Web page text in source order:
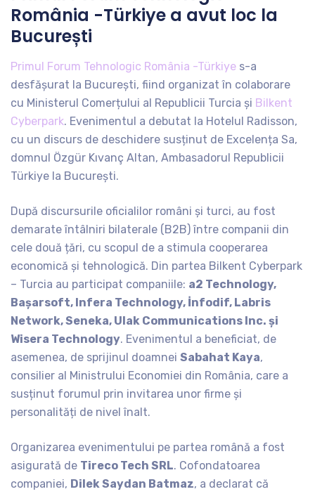
România -Türkiye a avut loc la
București
Primul Forum Tehnologic România -Türkiye s-a
desfășurat la București, fiind organizat în colaborare
cu Ministerul Comerțului al Republicii Turcia și Bilkent
Cyberpark. Evenimentul a debutat la Hotelul Radisson,
cu un discurs de deschidere susținut de Excelența Sa,
domnul Özgür Kıvanç Altan, Ambasadorul Republicii
Türkiye la București.
După discursurile oficialilor români și turci, au fost
demarate întâlniri bilaterale (B2B) între companii din
cele două țări, cu scopul de a stimula cooperarea
economică și tehnologică. Din partea Bilkent Cyberpark
– Turcia au participat companiile: a2 Technology,
Başarsoft, Infera Technology, İnfodif, Labris
Network, Seneka, Ulak Communications Inc. și
Wisera Technology. Evenimentul a beneficiat, de
asemenea, de sprijinul doamnei Sabahat Kaya,
consilier al Ministrului Economiei din România, care a
susținut forumul prin invitarea unor firme și
personalități de nivel înalt.
Organizarea evenimentului pe partea română a fost
asigurată de Tireco Tech SRL. Cofondatoarea
companiei, Dilek Saydan Batmaz, a declarat că